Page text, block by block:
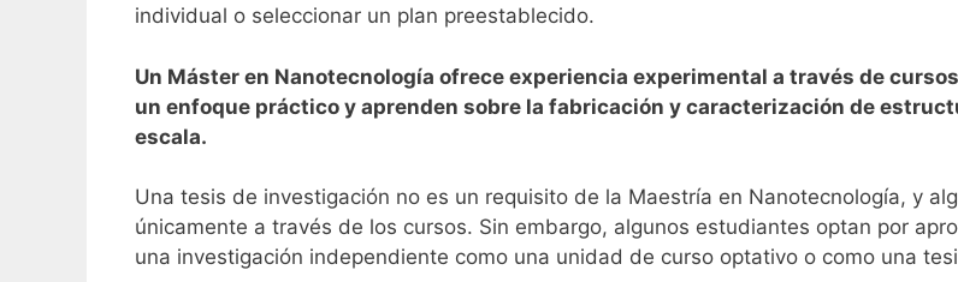
individual o seleccionar un plan preestablecido.
Un Máster en Nanotecnología ofrece experiencia experimental a través de
un enfoque práctico y aprenden sobre la fabricación y caracterización de
escala.
Una tesis de investigación no es un requisito de la Maestría en Nanotecnología, y
únicamente a través de los cursos. Sin embargo, algunos estudiantes optan por
una investigación independiente como una unidad de curso optativo o como una